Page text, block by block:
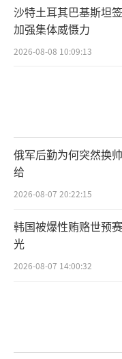
此时此刻，
动式洲际弹道导
尔马特+先锋，
编辑：杨靖）
沙特土耳其巴基斯坦
加强集体威慑力
2026-08-08 10:09:13
俄军后勤为何突然换
给
2026-08-07 20:22:15
韩国被爆性贿赂世预
光
2026-08-07 14:00:32